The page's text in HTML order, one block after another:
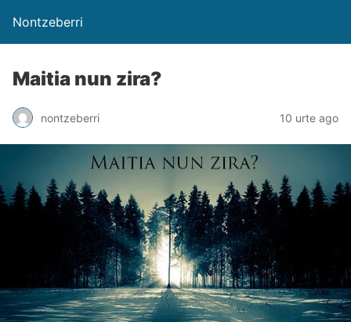
Nontzeberri
Maitia nun zira?
nontzeberri 10 urte ago